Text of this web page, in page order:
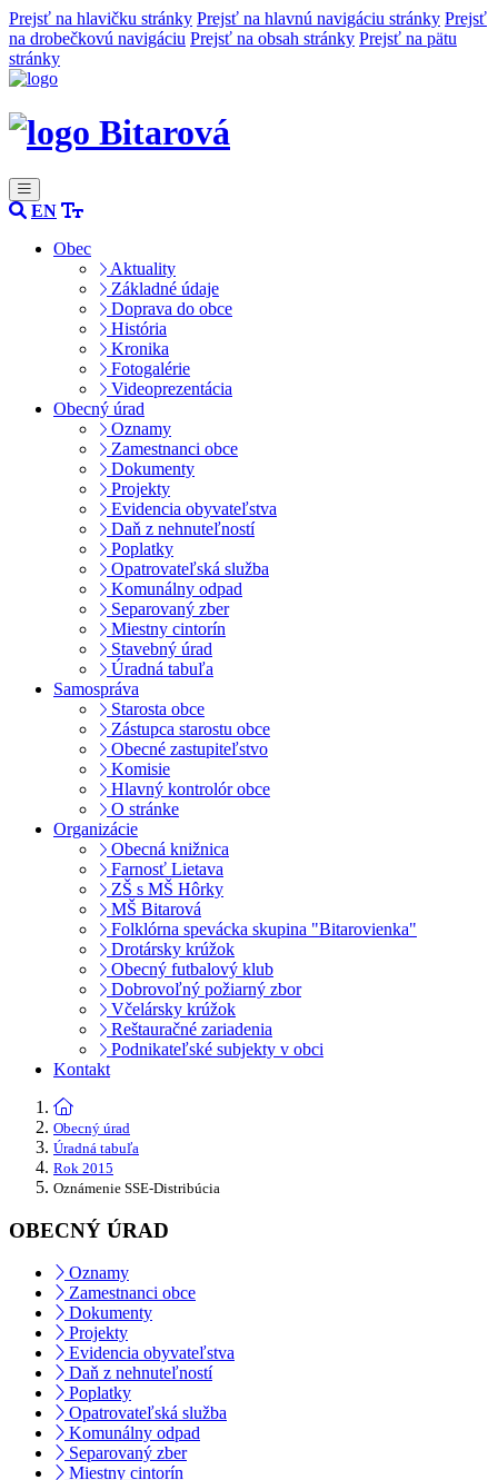
Prejsť na hlavičku stránky Prejsť na hlavnú navigáciu stránky Prejsť
na drobečkovú navigáciu Prejsť na obsah stránky Prejsť na pätu
stránky
Bitarová
EN
Obec
Aktuality
Základné údaje
Doprava do obce
História
Kronika
Fotogalérie
Videoprezentácia
Obecný úrad
Oznamy
Zamestnanci obce
Dokumenty
Projekty
Evidencia obyvateľstva
Daň z nehnuteľností
Poplatky
Opatrovateľská služba
Komunálny odpad
Separovaný zber
Miestny cintorín
Stavebný úrad
Úradná tabuľa
Samospráva
Starosta obce
Zástupca starostu obce
Obecné zastupiteľstvo
Komisie
Hlavný kontrolór obce
O stránke
Organizácie
Obecná knižnica
Farnosť Lietava
ZŠ s MŠ Hôrky
MŠ Bitarová
Folklórna spevácka skupina "Bitarovienka"
Drotársky krúžok
Obecný futbalový klub
Dobrovoľný požiarný zbor
Včelársky krúžok
Reštauračné zariadenia
Podnikateľské subjekty v obci
Kontakt
Obecný úrad
Úradná tabuľa
Rok 2015
Oznámenie SSE-Distribúcia
OBECNÝ ÚRAD
Oznamy
Zamestnanci obce
Dokumenty
Projekty
Evidencia obyvateľstva
Daň z nehnuteľností
Poplatky
Opatrovateľská služba
Komunálny odpad
Separovaný zber
Miestny cintorín